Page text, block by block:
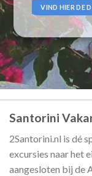
VIND HIER DE
Santorini
2Santorini.nl is dé
excursies naar het
aangesloten bij de